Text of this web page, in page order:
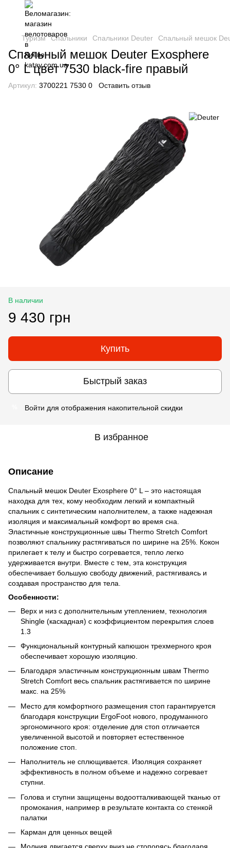
Туризм Спальники Спальники Deuter Спальный мешок
Спальный мешок Deuter Exosphere
0° L цвет 7530 black-fire правый
Артикул: 3700221 7530 0 Оставить отзыв
В наличии
9 430 грн
Купить
Быстрый заказ
Войти для отображения накопительной скидки
В избранное
Описание
Спальный мешок Deuter Exosphere 0° L – это настоящая
находка для тех, кому необходим легкий и компактный
спальник с синтетическим наполнителем, а также надежная
изоляция и максимальный комфорт во время сна.
Эластичные конструкционные швы Thermo Stretch Comfort
позволяют спальнику растягиваться по ширине на 25%. Кокон
прилегает к телу и быстро согревается, тепло легко
удерживается внутри. Вместе с тем, эта конструкция
обеспечивает большую свободу движений, растягиваясь и
создавая пространство для тела.
Особенности:
Верх и низ с дополнительным утеплением, технология
Shingle (каскадная) с коэффициентом перекрытия слоев
1.3
Функциональный контурный капюшон трехмерного кроя
обеспечивает хорошую изоляцию.
Благодаря эластичным конструкционным швам Thermo
Stretch Comfort весь спальник растягивается по ширине
макс. на 25%
Место для комфортного размещения стоп гарантируется
благодаря конструкции ErgoFoot нового, продуманного
эргономичного кроя: отделение для стоп отличается
увеличенной высотой и повторяет естественное
положение стоп.
Наполнитель не сплющивается. Изоляция сохраняет
эффективность в полном объеме и надежно согревает
ступни.
Голова и ступни защищены водоотталкивающей тканью от
промокания, например в результате контакта со стенкой
палатки
Карман для ценных вещей